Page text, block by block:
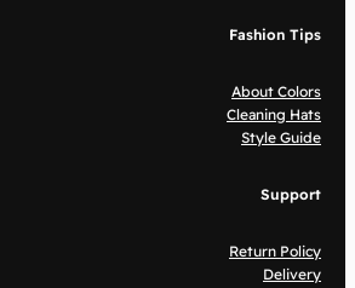
Fashion Tips
About Colors
Cleaning Hats
Style Guide
Support
Return Policy
Delivery